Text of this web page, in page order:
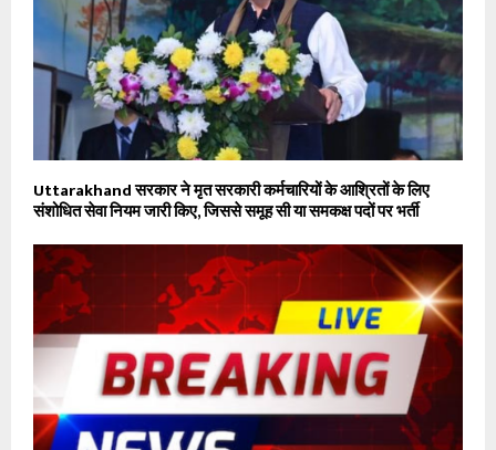
Uttarakhand सरकार ने मृत सरकारी कर्मचारियों के आश्रितों के लिए
संशोधित सेवा नियम जारी किए, जिससे समूह सी या समकक्ष पदों पर भर्ती